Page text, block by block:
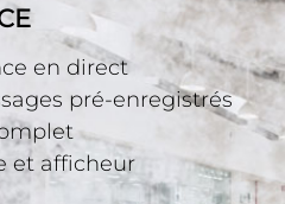
en direct
pré-enregistrés
et afficheur